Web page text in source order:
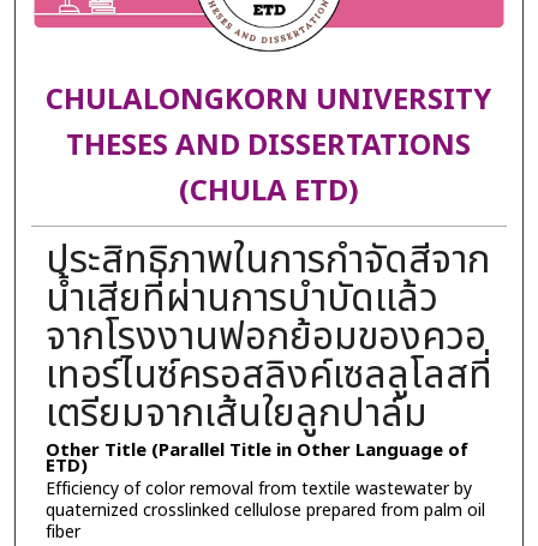
CHULALONGKORN UNIVERSITY
THESES AND DISSERTATIONS
(CHULA ETD)
ประสิทธิภาพในการกำจัดสีจาก
น้ำเสียที่ผ่านการบำบัดแล้ว
จากโรงงานฟอกย้อมของควอ
เทอร์ไนซ์ครอสลิงค์เซลลูโลสที่
เตรียมจากเส้นใยลูกปาล์ม
Other Title (Parallel Title in Other Language of
ETD)
Efficiency of color removal from textile wastewater by
quaternized crosslinked cellulose prepared from palm oil
fiber